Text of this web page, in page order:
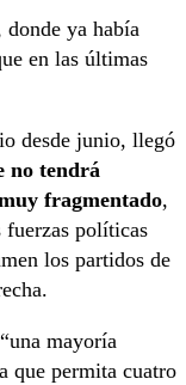
donde ya había
en las últimas
desde junio, llegó
no tendrá
fragmentado,
fuerzas políticas
los partidos de
mayoría
que permita cuatro